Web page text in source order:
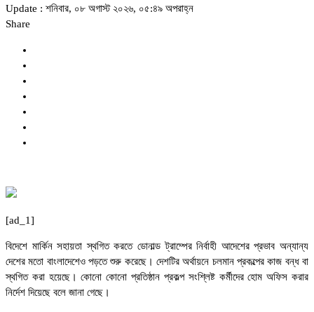
Update : শনিবার, ০৮ অগাস্ট ২০২৬, ০৫:৪৯ অপরাহ্ন
Share
[ad_1]
বিদেশে মার্কিন সহায়তা স্থগিত করতে ডোনাল্ড ট্রাম্পের নির্বাহী আদেশের প্রভাব অন্যান্য
দেশের মতো বাংলাদেশেও পড়তে শুরু করেছে। দেশটির অর্থায়নে চলমান প্রকল্পের কাজ বন্ধ বা
স্থগিত করা হয়েছে। কোনো কোনো প্রতিষ্ঠান প্রকল্প সংশ্লিষ্ট কর্মীদের হোম অফিস করার
নির্দেশ দিয়েছে বলে জানা গেছে।